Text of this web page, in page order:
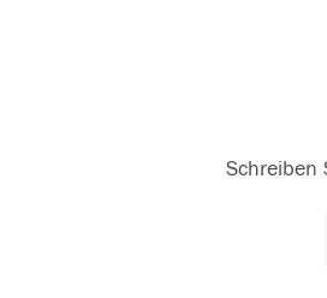
Schreiben